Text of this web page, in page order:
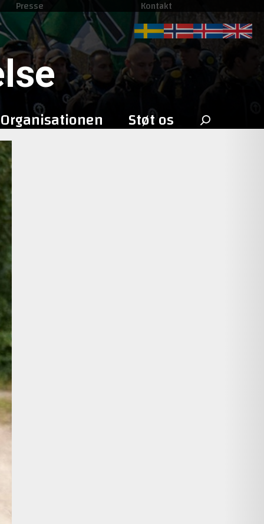
Presse Kontakt
Organisationen Støt os Search
for: